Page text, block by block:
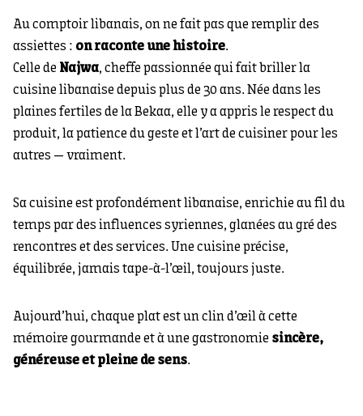
Au comptoir libanais, on ne fait pas que remplir des
assiettes : on raconte une histoire.
Celle de Najwa, cheffe passionnée qui fait briller la
cuisine libanaise depuis plus de 30 ans. Née dans les
plaines fertiles de la Bekaa, elle y a appris le respect du
produit, la patience du geste et l’art de cuisiner pour les
autres — vraiment.
Sa cuisine est profondément libanaise, enrichie au fil du
temps par des influences syriennes, glanées au gré des
rencontres et des services. Une cuisine précise,
équilibrée, jamais tape-à-l’œil, toujours juste.
Aujourd’hui, chaque plat est un clin d’œil à cette
mémoire gourmande et à une gastronomie sincère,
généreuse et pleine de sens.